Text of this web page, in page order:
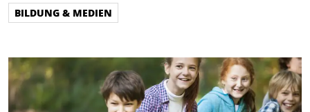
BILDUNG & MEDIEN